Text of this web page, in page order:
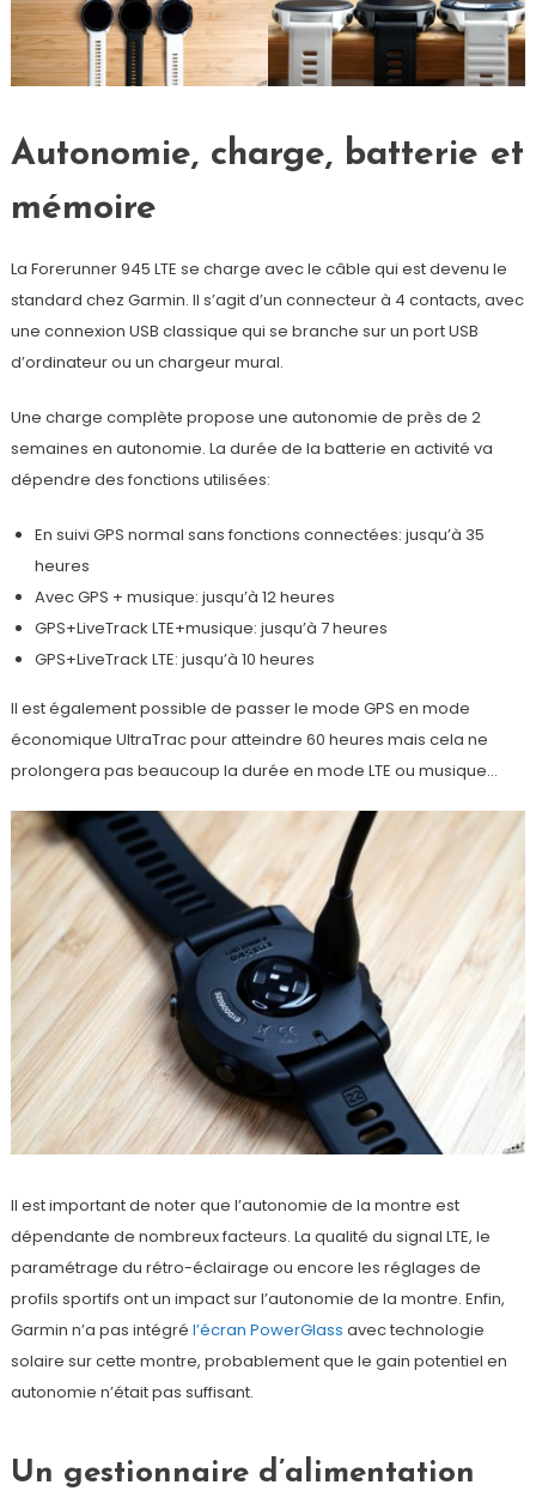
Autonomie, charge, batterie et
mémoire
La Forerunner 945 LTE se charge avec le câble qui est devenu le
standard chez Garmin. Il s’agit d’un connecteur à 4 contacts, avec
une connexion USB classique qui se branche sur un port USB
d’ordinateur ou un chargeur mural.
Une charge complète propose une autonomie de près de 2
semaines en autonomie. La durée de la batterie en activité va
dépendre des fonctions utilisées:
En suivi GPS normal sans fonctions connectées: jusqu’à 35
heures
Avec GPS + musique: jusqu’à 12 heures
GPS+LiveTrack LTE+musique: jusqu’à 7 heures
GPS+LiveTrack LTE: jusqu’à 10 heures
Il est également possible de passer le mode GPS en mode
économique UltraTrac pour atteindre 60 heures mais cela ne
prolongera pas beaucoup la durée en mode LTE ou musique…
Il est important de noter que l’autonomie de la montre est
dépendante de nombreux facteurs. La qualité du signal LTE, le
paramétrage du rétro-éclairage ou encore les réglages de
profils sportifs ont un impact sur l’autonomie de la montre. Enfin,
Garmin n’a pas intégré l’écran PowerGlass avec technologie
solaire sur cette montre, probablement que le gain potentiel en
autonomie n’était pas suffisant.
Un gestionnaire d’alimentation